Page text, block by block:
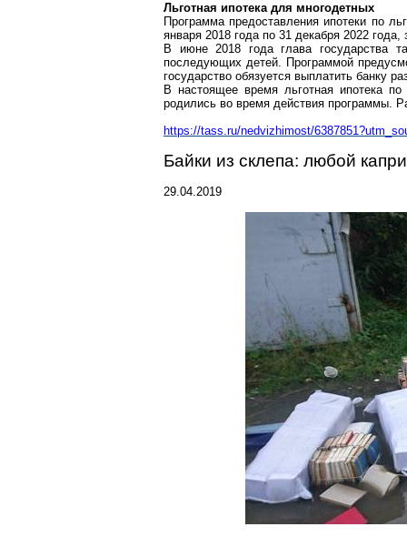
Льготная ипотека для многодетных
Программа предоставления ипотеки по
января 2018 года по 31 декабря 2022
В июне 2018 года глава государства
последующих детей. Программой
государство обязуется выплатить банку
В настоящее время льготная ипотека
родились во время действия программы.
https://tass.ru/nedvizhimost/
Байки из склепа: любой
29.04.2019